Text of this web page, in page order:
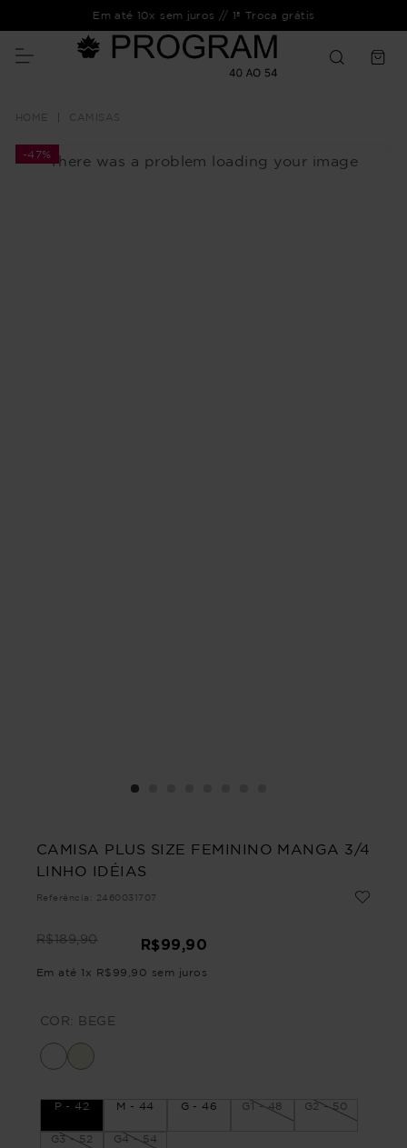
Em até 10x sem juros // 1ª Troca grátis
CAMISAS
There was a problem loading your image
-47%
CAMISA PLUS SIZE FEMININO MANGA 3/4
LINHO IDÉIAS
Referência : 2460031707
R$189,90 R$99,90
Em até 1 x R$ 99 90 sem juros
COR: BEGE
P - 42 M - 44 G - 46 G1 - 48 G2 - 50
G3 - 52 G4 - 54